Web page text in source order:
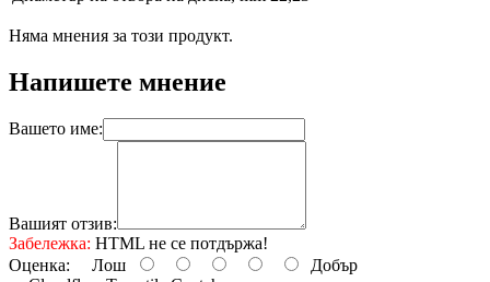
Няма мнения за този продукт.
Напишете мнение
Вашето име:
Вашият отзив:
Забележка: HTML не се потдържа!
Оценка: Лош
Добър